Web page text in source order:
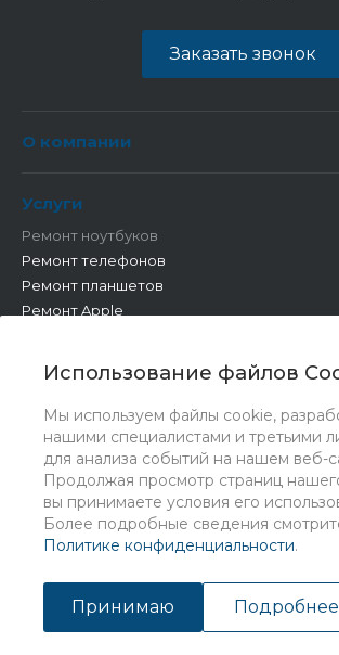
Использование файлов
Мы используем файлы cookie,
нашими специалистами и третьими
для анализа событий на нашем веб-
Продолжая просмотр страниц
вы принимаете условия его
Более подробные сведения
Политике конфиденциальности.
Принимаю Подробнее
Заказать звонок
О компании
Услуги
Ремонт ноутбуков
Ремонт телефонов
Ремонт планшетов
Ремонт Apple